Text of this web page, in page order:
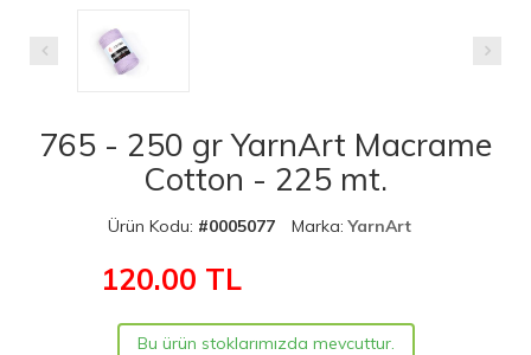
765 - 250 gr YarnArt Macrame
Cotton - 225 mt.
Ürün Kodu: #0005077 Marka:YarnArt
120.00 TL
Bu ürün stoklarımızda mevcuttur.